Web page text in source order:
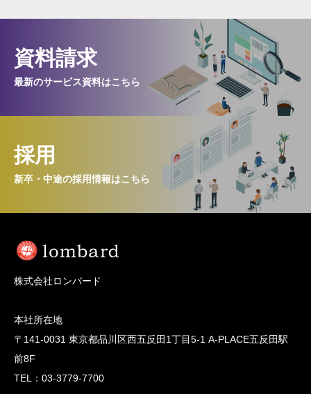
資料請求
最新のサービス資料はこちら
採用
新卒・中途の採用情報はこちら
株式会社ロンバード
本社所在地
〒141-0031 東京都品川区西五反田1丁目5-1 A-PLACE五反田駅
前8F
TEL：03-3779-7700